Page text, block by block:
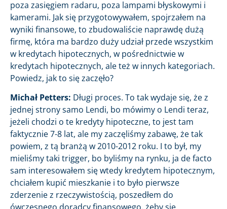
poza zasięgiem radaru, poza lampami błyskowymi i
kamerami. Jak się przygotowywałem, spojrzałem na
wyniki finansowe, to zbudowaliście naprawdę dużą
firmę, która ma bardzo duży udział przede wszystkim
w kredytach hipotecznych, w pośrednictwie w
kredytach hipotecznych, ale też w innych kategoriach.
Powiedz, jak to się zaczęło?
Michał Petters: Długi proces. To tak wydaje się, że z
jednej strony samo Lendi, bo mówimy o Lendi teraz,
jeżeli chodzi o te kredyty hipoteczne, to jest tam
faktycznie 7-8 lat, ale my zaczęliśmy zabawę, że tak
powiem, z tą branżą w 2010-2012 roku. I to był, my
mieliśmy taki trigger, bo byliśmy na rynku, ja de facto
sam interesowałem się wtedy kredytem hipotecznym,
chciałem kupić mieszkanie i to było pierwsze
zderzenie z rzeczywistością, poszedłem do